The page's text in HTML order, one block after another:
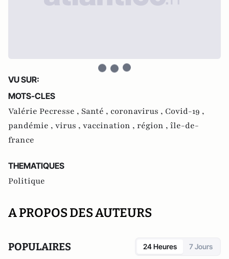
VU SUR:
MOTS-CLES
Valérie Pecresse , Santé , coronavirus , Covid-19 ,
pandémie , virus , vaccination , région , île-de-
france
THEMATIQUES
Politique
A PROPOS DES AUTEURS
POPULAIRES 24 Heures 7 Jours